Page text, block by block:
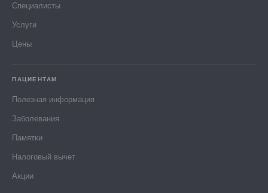
Специалисты
Услуги
Цены
ПАЦИЕНТАМ
Полезная информация
Заболевания
Памятки
Налоговый вычет
Акции